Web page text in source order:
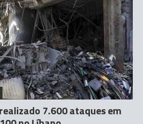
7.600 ataques em